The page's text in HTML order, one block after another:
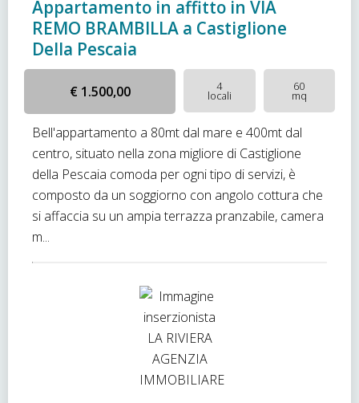
Appartamento in affitto in VIA
REMO BRAMBILLA a Castiglione
Della Pescaia
€ 1.500,00 4
locali
60
mq
Bell'appartamento a 80mt dal mare e 400mt dal
centro, situato nella zona migliore di Castiglione
della Pescaia comoda per ogni tipo di servizi, è
composto da un soggiorno con angolo cottura che
si affaccia su un ampia terrazza pranzabile, camera
m...